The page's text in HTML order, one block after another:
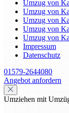
Umzug von
Umzug von
Umzug von
Umzug von
Umzug von
Impressum
Datenschutz
01579-2644080
Angebot anfordern
Umziehen mit